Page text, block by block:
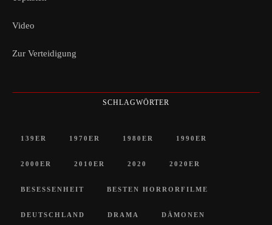
Video
Zur Verteidigung
SCHLAGWÖRTER
139ER 1970ER 1980ER 1990ER
2000ER 2010ER 2020 2020ER
BESESSENHEIT BESTEN HORRORFILME
DEUTSCHLAND DRAMA DÄMONEN